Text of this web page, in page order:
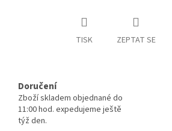
TISK ZEPTAT SE
Doručení
Zboží skladem objednané do
11:00 hod. expedujeme ještě
týž den.